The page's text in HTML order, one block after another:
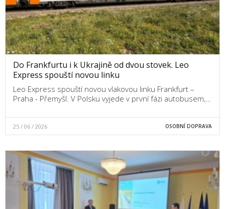
Do Frankfurtu i k Ukrajině od dvou stovek. Leo
Express spouští novou linku
Leo Express spouští novou vlakovou linku Frankfurt –
Praha - Přemyšl. V Polsku vyjede v první fázi autobusem,…
25 / 06 / 2026 OSOBNÍ DOPRAVA